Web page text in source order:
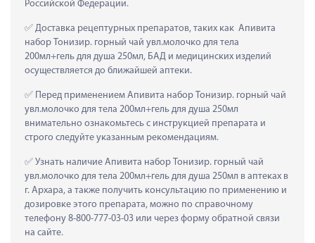
Российской Федерации.
Доставка рецептурных препаратов, таких как  Апивита
набор Тонизир. горный чай увл.молочко для тела
200мл+гель для душа 250мл, БАД и медицинских изделий
осуществляется до ближайшей аптеки.
Перед применением Апивита набор Тонизир. горный чай
увл.молочко для тела 200мл+гель для душа 250мл
внимательно ознакомьтесь с инструкцией препарата и
строго следуйте указанным рекомендациям.
Узнать наличие Апивита набор Тонизир. горный чай
увл.молочко для тела 200мл+гель для душа 250мл в аптеках в
г. Архара, а также получить консультацию по применению и
дозировке этого препарата, можно по справочному
телефону 8-800-777-03-03 или через форму обратной связи
на сайте.